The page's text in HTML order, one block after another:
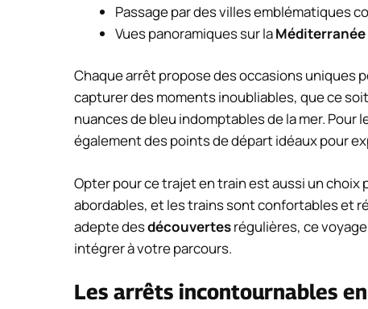
Passage par des villes emblématiques
Vues panoramiques sur laMéditerranée
Chaque arrêt propose des occasions uniques
capturer des moments inoubliables, que ce
nuances de bleu indomptables de la mer. Pour
également des points de départ idéaux pour
Opter pour ce trajet en train est aussi un
abordables, et les trains sont confortables et
adepte desdécouvertesrégulières, ce
intégrer à votre parcours.
Les arrêts incontournables